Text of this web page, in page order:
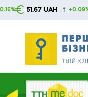
Skip
51.67 UAH ↑ +0.09%